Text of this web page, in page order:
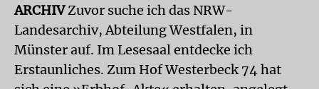
ARCHIVZuvor suche ich das NRW-
Landesarchiv, Abteilung Westfalen, in
Münster auf. Im Lesesaal entdecke ich
Erstaunliches. Zum Hof Westerbeck 74 hat